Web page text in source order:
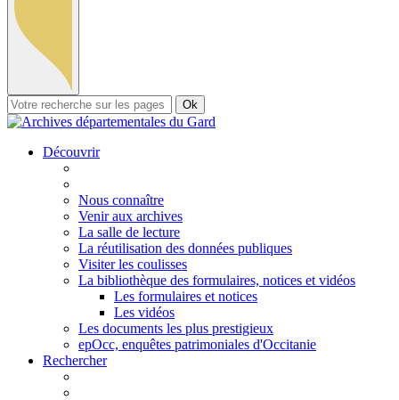
Ok
Découvrir
Nous connaître
Venir aux archives
La salle de lecture
La réutilisation des données publiques
Visiter les coulisses
La bibliothèque des formulaires, notices et vidéos
Les formulaires et notices
Les vidéos
Les documents les plus prestigieux
epOcc, enquêtes patrimoniales d'Occitanie
Rechercher